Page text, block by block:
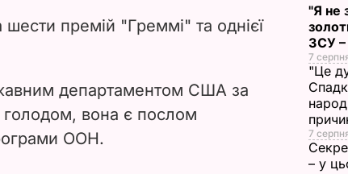
d
o
шести премій "Греммі" та однієї
департаментом США за
голодом, вона є послом
ООН.
"Я не
ЗСУ –
7
"Це
7
– у